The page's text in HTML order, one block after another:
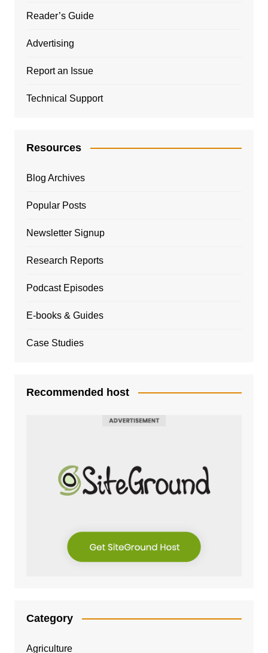
Reader’s Guide
Advertising
Report an Issue
Technical Support
Resources
Blog Archives
Popular Posts
Newsletter Signup
Research Reports
Podcast Episodes
E-books & Guides
Case Studies
Recommended host
Category
Agriculture